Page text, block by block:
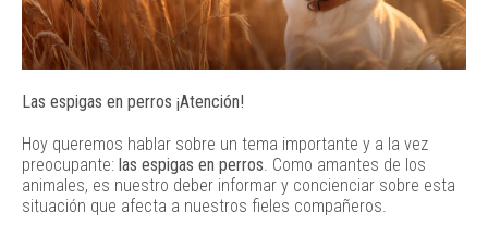
Las espigas en perros ¡Atención!
Hoy queremos hablar sobre un tema importante y a la vez
preocupante: las espigas en perros. Como amantes de los
animales, es nuestro deber informar y concienciar sobre esta
situación que afecta a nuestros fieles compañeros.